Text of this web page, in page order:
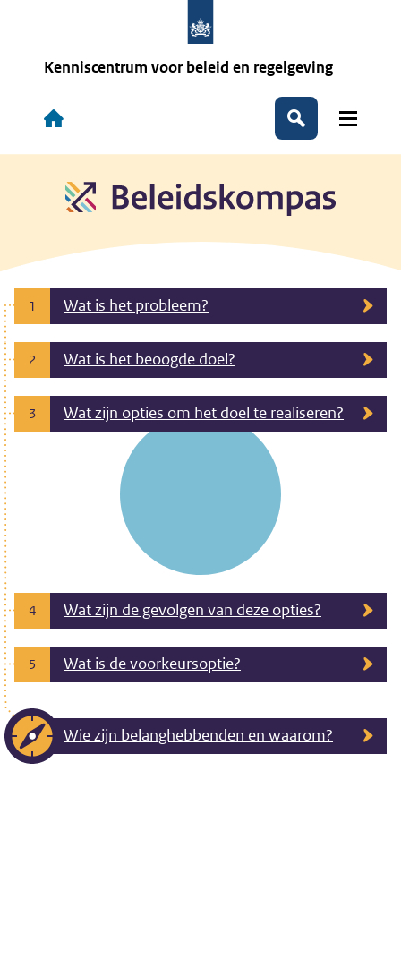
Kenniscentrum voor beleid en regelgeving
Hoofdnavigatie
Zoeken
1 Wat is het probleem?
2 Wat is het beoogde doel?
3 Wat zijn opties om het doel te realiseren?
4 Wat zijn de gevolgen van deze opties?
5 Wat is de voorkeursoptie?
Wie zijn belanghebbenden en waarom?